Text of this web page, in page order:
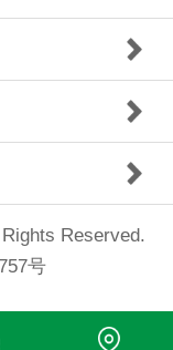
Reserved.
号